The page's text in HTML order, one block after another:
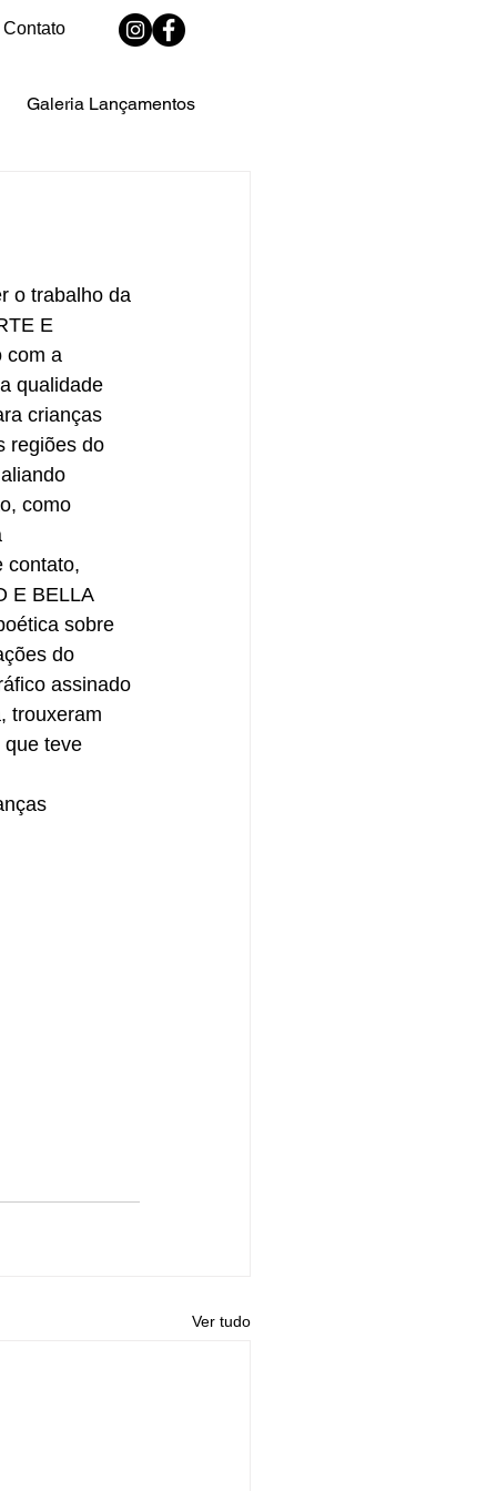
Contato
Galeria Lançamentos
o trabalho da
E
com a
qualidade
crianças
regiões do
como
contato,
E BELLA
sobre
do
assinado
trouxeram
que teve
Ver tudo